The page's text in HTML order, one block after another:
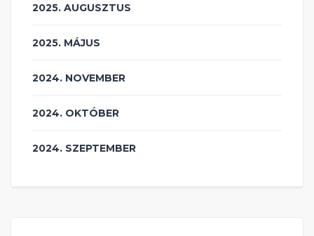
2025. AUGUSZTUS
2025. MÁJUS
2024. NOVEMBER
2024. OKTÓBER
2024. SZEPTEMBER